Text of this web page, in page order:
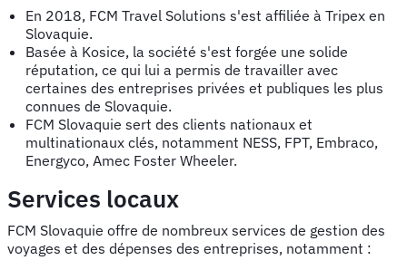
En 2018, FCM Travel Solutions s'est affiliée à Tripex en
Slovaquie.
Basée à Kosice, la société s'est forgée une solide
réputation, ce qui lui a permis de travailler avec
certaines des entreprises privées et publiques les plus
connues de Slovaquie.
FCM Slovaquie sert des clients nationaux et
multinationaux clés, notamment NESS, FPT, Embraco,
Energyco, Amec Foster Wheeler.
Services locaux
FCM Slovaquie offre de nombreux services de gestion des
voyages et des dépenses des entreprises, notamment :